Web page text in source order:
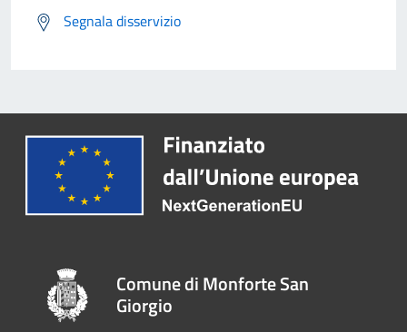
Segnala disservizio
Comune di Monforte San
Giorgio